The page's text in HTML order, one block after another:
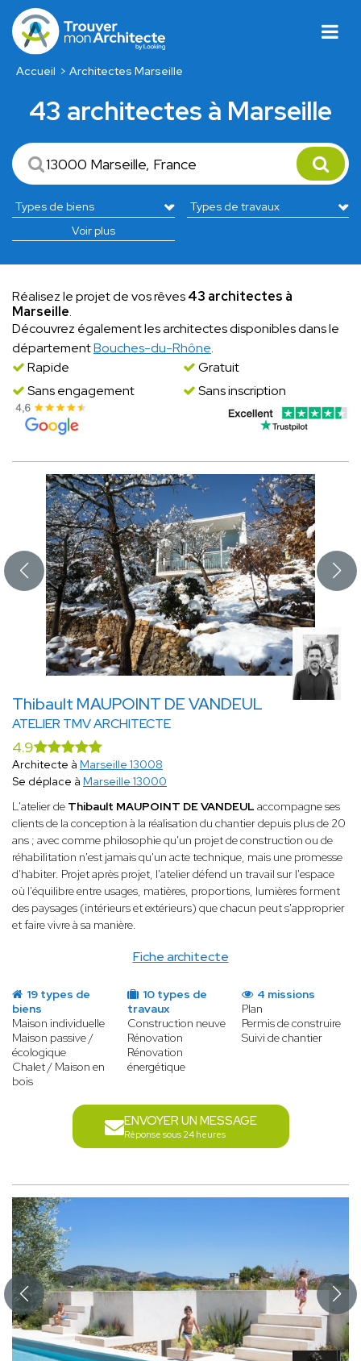
Accueil Architectes Marseille
43 architectes à Marseille
Voir plus
Réalisez le projet de vos rêves43 architectes à
Marseille.
Découvrez également les architectes disponibles dans le
départementBouches-du-Rhône.
Rapide
Gratuit
Sans engagement
Sans inscription
Thibault MAUPOINT DE VANDEUL
ATELIER TMV ARCHITECTE
Fiche architecte
4.9
Architecte à Marseille 13008
Se déplace à Marseille 13000
L'atelier de Thibault MAUPOINT DE VANDEULaccompagne ses
clients de la conception à la réalisation du chantier depuis plus de 20
ans ; avec comme philosophie qu'un projet de construction ou de
réhabilitation n'est jamais qu'un acte technique, mais une promesse
d'habiter. Projet après projet, l'atelier défend un travail sur l'espace
où l'équilibre entre usages, matières, proportions, lumières forment
des paysages (intérieurs et extérieurs) que chacun peut s'approprier
et faire vivre à sa manière.
19 types de
biens
Maison individuelle
Maison passive /
écologique
Chalet / Maison en
bois
10 types de
travaux
Construction neuve
Rénovation
Rénovation
énergétique
4 missions
Plan
Permis de construire
Suivi de chantier
ENVOYER UN MESSAGE
Réponse sous 24 heures